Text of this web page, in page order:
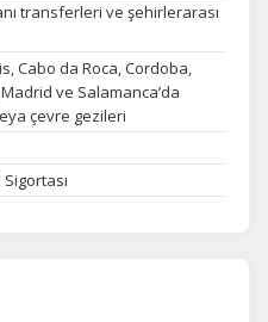
transferleri ve şehirlerarası
Cabo da Roca, Cordoba,
ve Salamanca’da
çevre gezileri